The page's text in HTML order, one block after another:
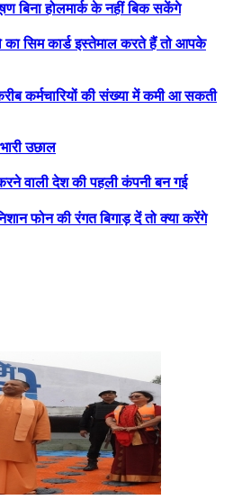
बिना होलमार्क के नहीं बिक सकेंगे
का सिम कार्ड इस्तेमाल करते हैं तो आपके
कर्मचारियों की संख्या में कमी आ सकती
उछाल
वाली देश की पहली कंपनी बन गई
फोन की रंगत बिगाड़ दें तो क्या करेंगे